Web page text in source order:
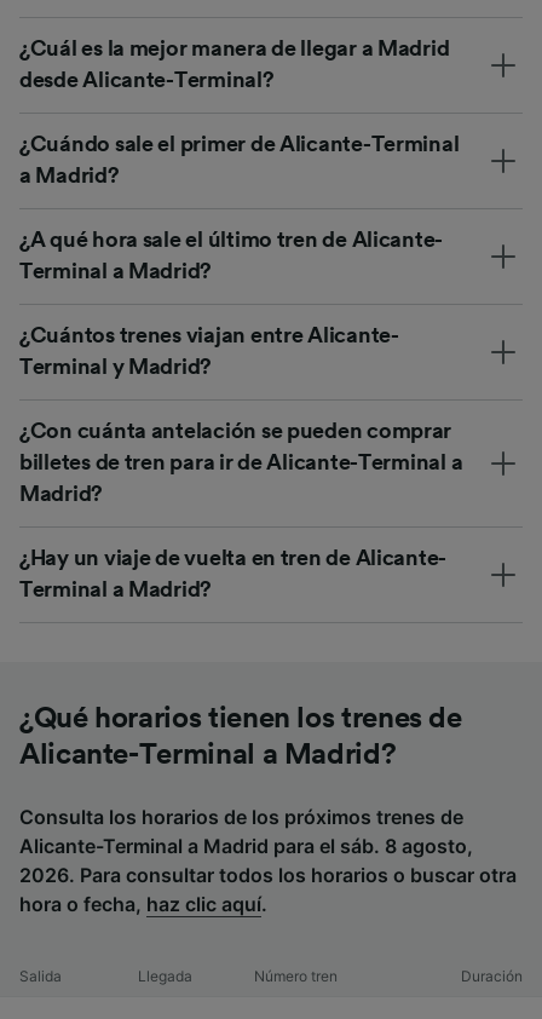
¿Cuál es la mejor manera de llegar a Madrid
desde Alicante-Terminal?
¿Cuándo sale el primer de Alicante-Terminal
a Madrid?
¿A qué hora sale el último tren de Alicante-
Terminal a Madrid?
¿Cuántos trenes viajan entre Alicante-
Terminal y Madrid?
¿Con cuánta antelación se pueden comprar
billetes de tren para ir de Alicante-Terminal a
Madrid?
¿Hay un viaje de vuelta en tren de Alicante-
Terminal a Madrid?
¿Qué horarios tienen los trenes de
Alicante-Terminal a Madrid?
Consulta los horarios de los próximos trenes de
Alicante-Terminal a Madrid para el sáb. 8 agosto,
2026. Para consultar todos los horarios o buscar otra
hora o fecha, haz clic aquí.
Salida Llegada Número tren Duración